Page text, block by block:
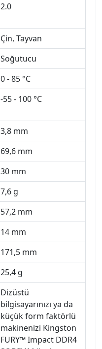
2.0
Çin, Tayvan
Soğutucu
0 - 85 °C
-55 - 100 °C
3,8 mm
69,6 mm
30 mm
7,6 g
57,2 mm
14 mm
171,5 mm
25,4 g
Dizüstü
bilgisayarınızı ya da
küçük form faktörlü
makinenizi Kingston
FURY™ Impact DDR4